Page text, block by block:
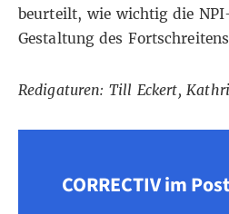
beurteilt, wie wichtig die
Gestaltung des
Redigaturen: Till Eckert,
CORRECTIV im